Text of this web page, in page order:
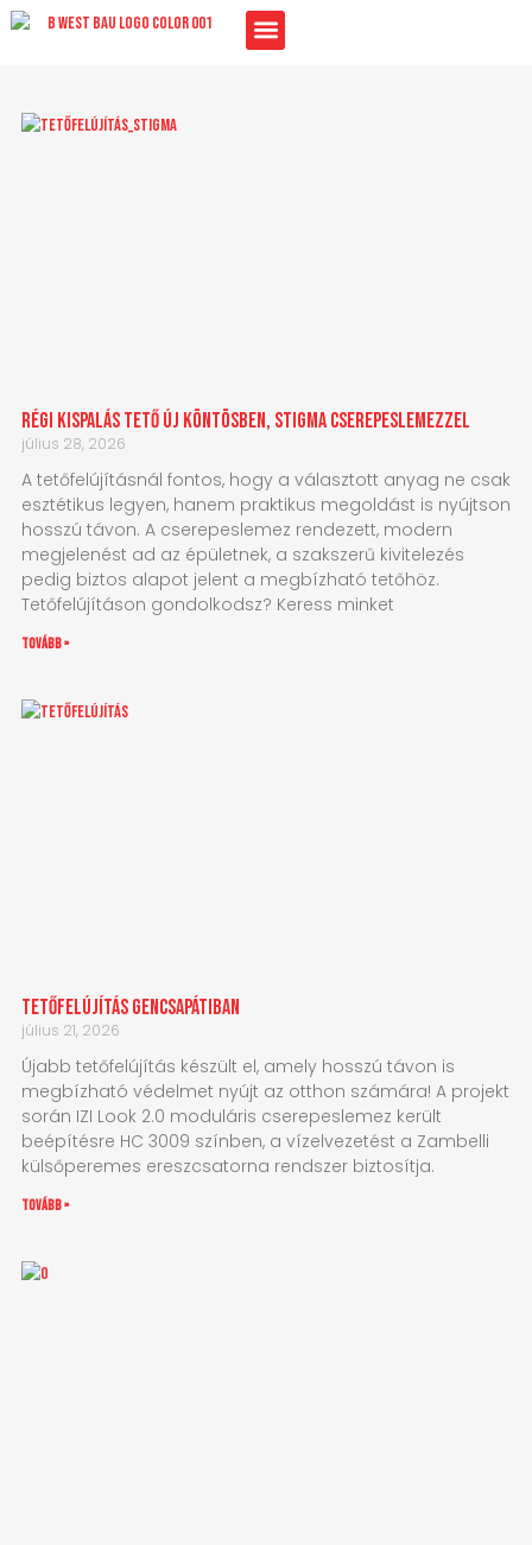
Skip
Régi kispalás tető új köntösben, Stigma cserepeslemezzel
július 28, 2026
A tetőfelújításnál fontos, hogy a választott anyag ne csak
esztétikus legyen, hanem praktikus megoldást is nyújtson
hosszú távon. A cserepeslemez rendezett, modern
megjelenést ad az épületnek, a szakszerű kivitelezés
pedig biztos alapot jelent a megbízható tetőhöz.
Tetőfelújításon gondolkodsz? Keress minket
tovább »
Tetőfelújítás Gencsapátiban
július 21, 2026
Újabb tetőfelújítás készült el, amely hosszú távon is
megbízható védelmet nyújt az otthon számára! A projekt
során IZI Look 2.0 moduláris cserepeslemez került
beépítésre HC 3009 színben, a vízelvezetést a Zambelli
külsőperemes ereszcsatorna rendszer biztosítja.
tovább »